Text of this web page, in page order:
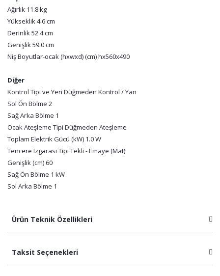
Ağırlık 11.8 kg
Yükseklik 4.6 cm
Derinlik 52.4 cm
Genişlik 59.0 cm
Niş Boyutlar-ocak (hxwxd) (cm) hx560x490
Diğer
Kontrol Tipi ve Yeri Düğmeden Kontrol / Yan
Sol Ön Bölme 2
Sağ Arka Bölme 1
Ocak Ateşleme Tipi Düğmeden Ateşleme
Toplam Elektrik Gücü (kW) 1.0 W
Tencere Izgarası Tipi Tekli - Emaye (Mat)
Genişlik (cm) 60
Sağ Ön Bölme 1 kW
Sol Arka Bölme 1
Ürün Teknik Özellikleri
Taksit Seçenekleri